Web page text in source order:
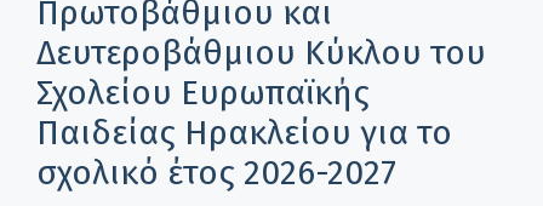
Πρωτοβάθμιου και
Δευτεροβάθμιου Κύκλου του
Σχολείου Ευρωπαϊκής
Παιδείας Ηρακλείου για το
σχολικό έτος 2026-2027